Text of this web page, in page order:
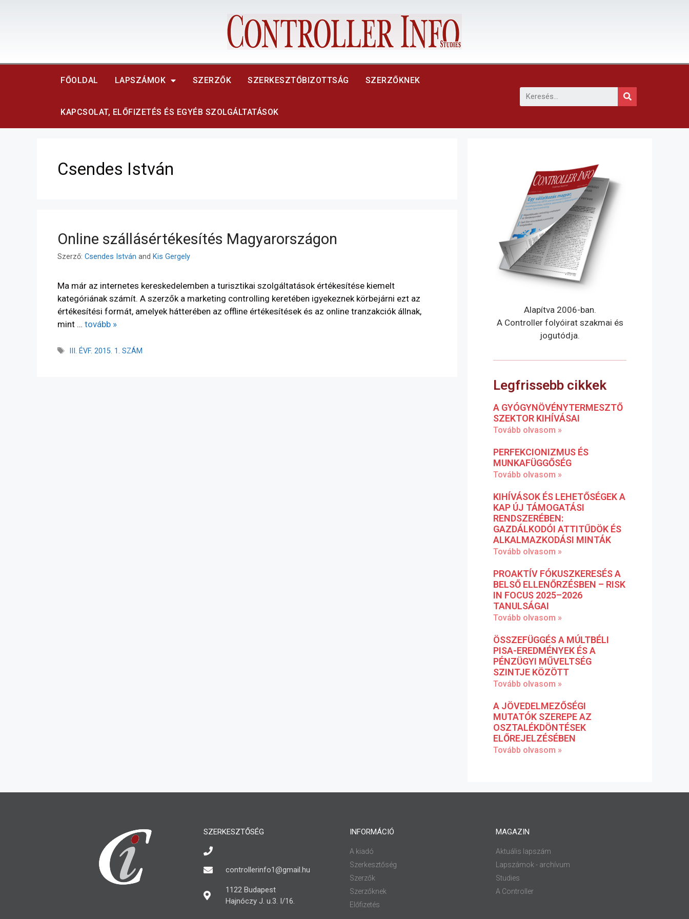
FŐOLDAL LAPSZÁMOK SZERZŐK SZERKESZTŐBIZOTTSÁG SZERZŐKNEK
KAPCSOLAT, ELŐFIZETÉS ÉS EGYÉB SZOLGÁLTATÁSOK
Csendes István
Online szállásértékesítés Magyarországon
Szerző: Csendes István and Kis Gergely
Ma már az internetes kereskedelemben a turisztikai szolgáltatások értékesítése kiemelt
kategóriának számít. A szerzők a marketing controlling keretében igyekeznek körbejárni ezt az
értékesítési formát, amelyek hátterében az offline értékesítések és az online tranzakciók állnak,
mint … tovább »
III. ÉVF. 2015. 1. SZÁM
Alapítva 2006-ban.
A Controller folyóirat szakmai és
jogutódja.
Legfrissebb cikkek
A GYÓGYNÖVÉNYTERMESZTŐ
SZEKTOR KIHÍVÁSAI
Tovább olvasom »
PERFEKCIONIZMUS ÉS
MUNKAFÜGGŐSÉG
Tovább olvasom »
KIHÍVÁSOK ÉS LEHETŐSÉGEK A
KAP ÚJ TÁMOGATÁSI
RENDSZERÉBEN:
GAZDÁLKODÓI ATTITŰDÖK ÉS
ALKALMAZKODÁSI MINTÁK
Tovább olvasom »
PROAKTÍV FÓKUSZKERESÉS A
BELSŐ ELLENŐRZÉSBEN – RISK
IN FOCUS 2025–2026
TANULSÁGAI
Tovább olvasom »
ÖSSZEFÜGGÉS A MÚLTBÉLI
PISA-EREDMÉNYEK ÉS A
PÉNZÜGYI MŰVELTSÉG
SZINTJE KÖZÖTT
Tovább olvasom »
A JÖVEDELMEZŐSÉGI
MUTATÓK SZEREPE AZ
OSZTALÉKDÖNTÉSEK
ELŐREJELZÉSÉBEN
Tovább olvasom »
SZERKESZTŐSÉG
controllerinfo1@gmail.hu
1122 Budapest
Hajnóczy J. u.3. I/16.
INFORMÁCIÓ
A kiadó
Szerkesztőség
Szerzők
Szerzőknek
Előfizetés
MAGAZIN
Aktuális lapszám
Lapszámok - archívum
Studies
A Controller